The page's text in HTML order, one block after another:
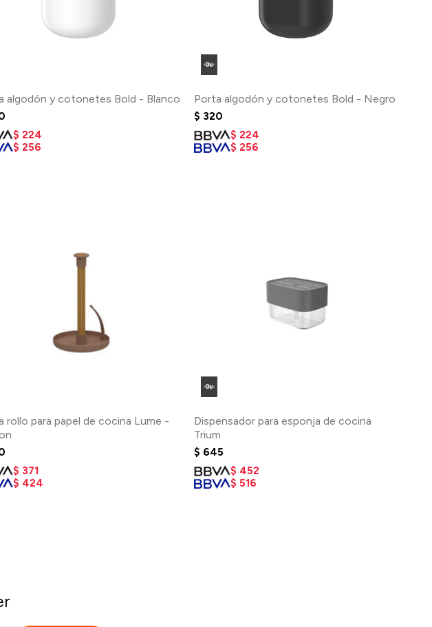
algodón y cotonetes Bold - Blanco
$ 224
$ 256
Porta algodón y cotonetes Bold - Negro
$ 320
$ 224
$ 256
rollo para papel de cocina Lume -
$ 371
$ 424
Dispensador para esponja de cocina
Trium
$ 645
$ 452
$ 516